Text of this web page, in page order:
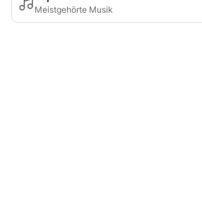
Meistgehörte Musik